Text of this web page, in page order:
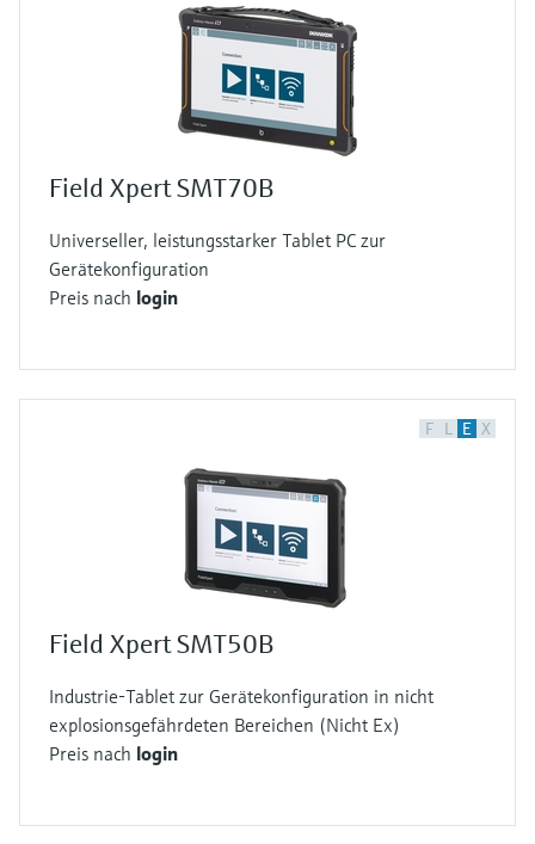
Field Xpert SMT70B
Universeller, leistungsstarker Tablet PC zur
Gerätekonfiguration
Preis nach login
F L E X
Field Xpert SMT50B
Industrie-Tablet zur Gerätekonfiguration in nicht
explosionsgefährdeten Bereichen (Nicht Ex)
Preis nach login